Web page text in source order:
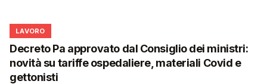
💼
LAVORO
Decreto Pa approvato dal Consiglio dei ministri:
novità su tariffe ospedaliere, materiali Covid e
gettonisti